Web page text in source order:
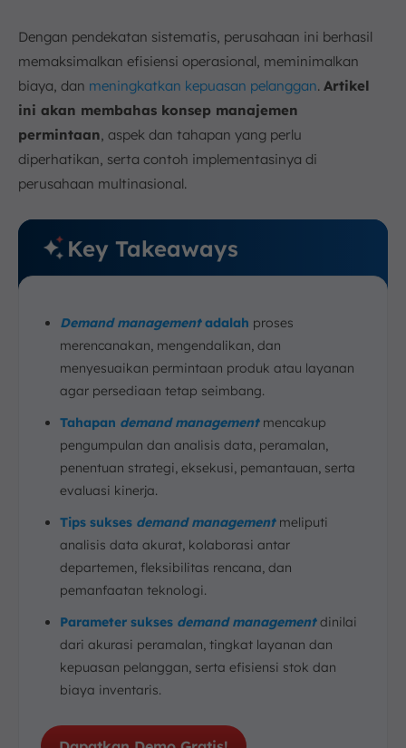
c. Tingkat Stok
d. Biaya Inventaris
e. Tingkat Pengembalian Barang
f. Kepuasan Pelanggan
7. Kesimpulan
FAQ:
Dengan pendekatan sistematis, perusahaan ini berhasil
memaksimalkan efisiensi operasional, meminimalkan
biaya, dan meningkatkan kepuasan pelanggan. Artikel
ini akan membahas konsep manajemen
permintaan, aspek dan tahapan yang perlu
diperhatikan, serta contoh implementasinya di
perusahaan multinasional.
Key Takeaways
Demand managementadalah proses
merencanakan, mengendalikan, dan
menyesuaikan permintaan produk atau layanan
agar persediaan tetap seimbang.
Tahapan demand managementmencakup
pengumpulan dan analisis data, peramalan,
penentuan strategi, eksekusi, pemantauan, serta
evaluasi kinerja.
Tips sukses demand management meliputi
analisis data akurat, kolaborasi antar
departemen, fleksibilitas rencana, dan
pemanfaatan teknologi.
Parameter sukses demand management dinilai
dari akurasi peramalan, tingkat layanan dan
kepuasan pelanggan, serta efisiensi stok dan
biaya inventaris.